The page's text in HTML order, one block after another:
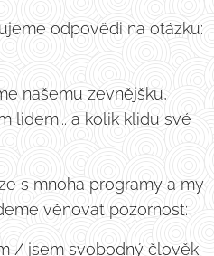
odpovědi na otázku:
našemu zevnějšku,
lidem... a kolik klidu své
s mnoha programy a my
věnovat pozornost:
/ jsem svobodný člověk